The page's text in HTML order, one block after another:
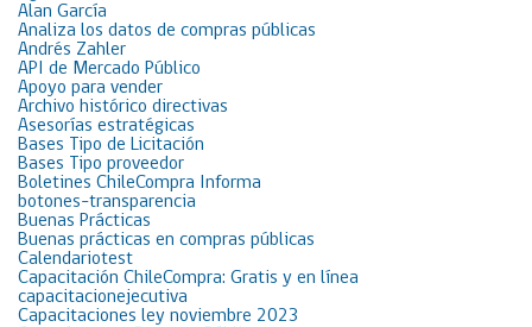
Alan García
Analiza los datos de compras públicas
Andrés Zahler
API de Mercado Público
Apoyo para vender
Archivo histórico directivas
Asesorías estratégicas
Bases Tipo de Licitación
Bases Tipo proveedor
Boletines ChileCompra Informa
botones-transparencia
Buenas Prácticas
Buenas prácticas en compras públicas
Calendariotest
Capacitación ChileCompra: Gratis y en línea
capacitacionejecutiva
Capacitaciones ley noviembre 2023